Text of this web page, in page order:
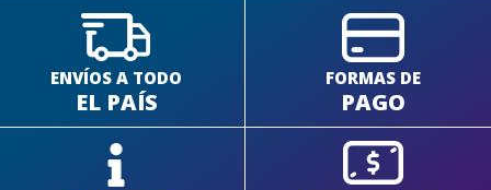
ENVÍOS A TODO
EL PAÍS
FORMAS DE
PAGO